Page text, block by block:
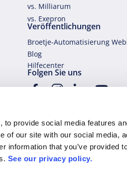
provide social media features
of our site with our social media,
information that you’ve provided
See our privacy policy.
vs. Milliarum
vs. Exepron
Veröffentlichungen
Broetje-Automatisierung
Blog
Hilfecenter
Folgen Sie uns